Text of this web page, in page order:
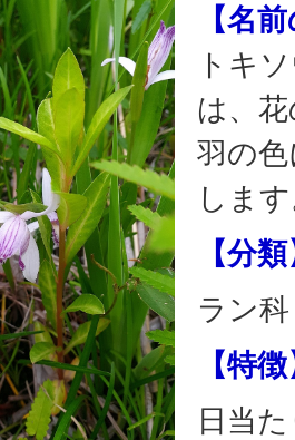
【名
トキ
は、
羽の
しま
【分
ラン
【特
日当